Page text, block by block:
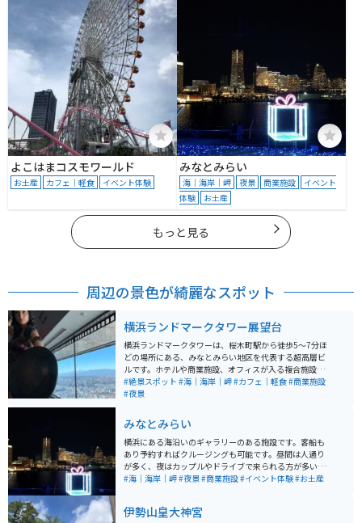
よこはまコスモワールド
お土産 カフェ｜軽食 イベント体験
みなとみらい
海｜海岸｜岬 夜景 商業施設
イベント
体験
お土産
もっと見る
周辺の景色が綺麗なスポット
横浜ランドマークタワー展望台
横浜ランドマークタワーは、桜木町駅から徒歩5〜7分ほ
どの場所にある、みなとみらい地区を代表する超高層ビ
ルです。ホテルや商業施設、オフィスが入る複合施設
で、69階には展望フロア「スカイガーデン」がありま
す。 数十秒で最上階に到達する高速エレベーターも見ど
は圧巻で、窓際に並ぶソファは常に人気。運よく座れた
ら売店でコーヒーを買い、ゆったり景色を眺める贅沢な
時間を過ごせます。混雑することが多いため、開店直後
や夜の時間帯の訪問がおすすめです。
#絶景スポット #海｜海岸｜岬#カフェ｜軽食#商業施設
#夜景
みなとみらい
横浜にある海沿いのギャラリーのある施設です。客船も
あり予約すればクルージングも可能です。昼間は人通り
が多く、夜はカップルやドライブで来られる方が多いで
す。駐車場は近隣にあります。近くには赤レンガ倉庫や
ブ・ツーリングの休憩箇所には丁度良いです。
#海｜海岸｜岬#夜景#商業施設#イベント体験#お土産
伊勢山皇大神宮